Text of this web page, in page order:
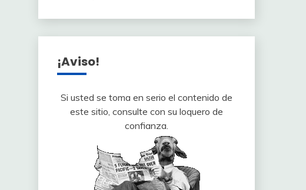
¡Aviso!
Si usted se toma en serio el contenido de
este sitio, consulte con su loquero de
confianza.